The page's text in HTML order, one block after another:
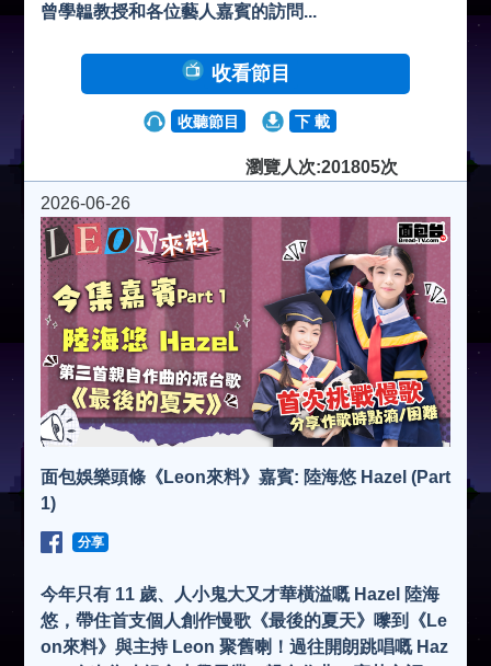
曾學韞教授和各位藝人嘉賓的訪問...
收看節目
收聽節目 下 載
瀏覽人次:201805次
2026-06-26
面包娛樂頭條《Leon來料》嘉賓: 陸海悠 Hazel (Part
1)
分享
今年只有 11 歲、人小鬼大又才華橫溢嘅 Hazel 陸海
悠，帶住首支個人創作慢歌《最後的夏天》嚟到《Le
on來料》與主持 Leon 聚舊喇！過往開朗跳唱嘅 Haz